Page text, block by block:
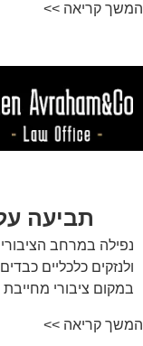
המשך קריאה >>
תביעה
נפילה במרחב
ולנזקים כלכליים
במקום ציבורי
המשך קריאה >>